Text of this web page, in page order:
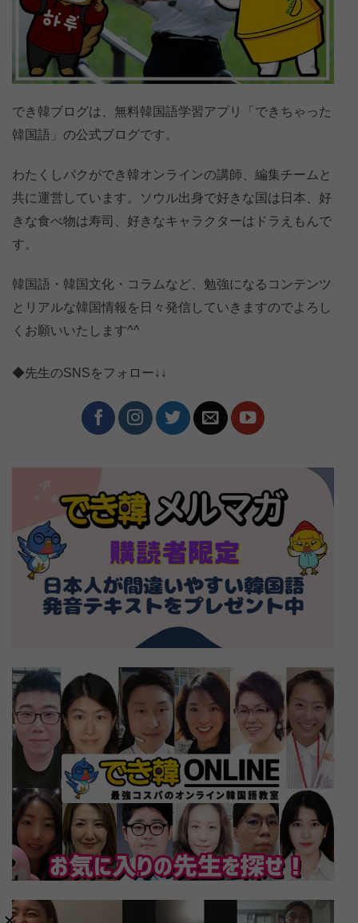
でき韓ブログは、無料韓国語学習アプリ「できちゃった
韓国語」の公式ブログです。
わたくしパクができ韓オンラインの講師、編集チームと
共に運営しています。ソウル出身で好きな国は日本、好
きな食べ物は寿司、好きなキャラクターはドラえもんで
す。
韓国語・韓国文化・コラムなど、勉強になるコンテンツ
とリアルな韓国情報を日々発信していきますのでよろし
くお願いいたします^^
◆先生のSNSをフォロー↓↓